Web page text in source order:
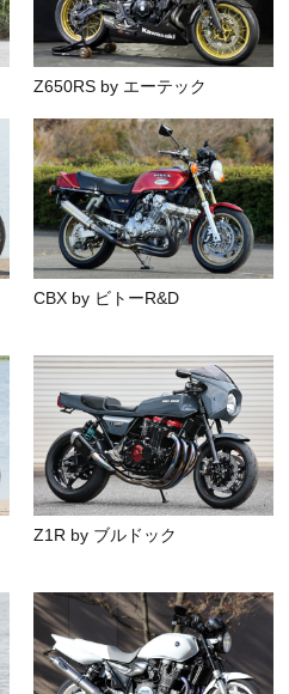
Z650RS by エーテック
CBX by ビトーR&D
Z1R by ブルドック